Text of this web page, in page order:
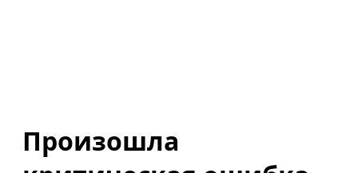
Произошла